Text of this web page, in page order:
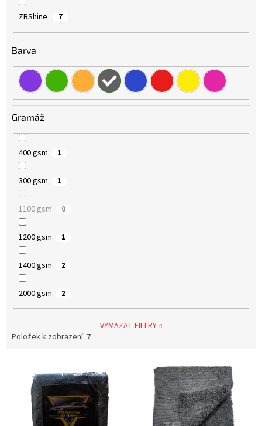
ZBShine 7
Barva
Gramáž
400 gsm 1
300 gsm 1
1100 gsm 0
1200 gsm 1
1400 gsm 2
2000 gsm 2
VYMAZAT FILTRY
Položek k zobrazení: 7